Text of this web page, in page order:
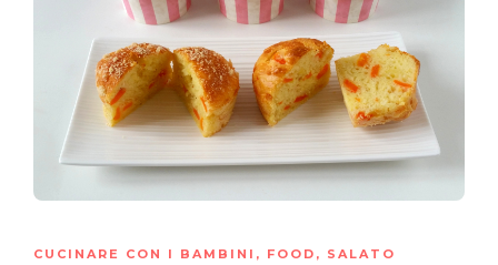
CUCINARE CON I BAMBINI , FOOD , SALATO